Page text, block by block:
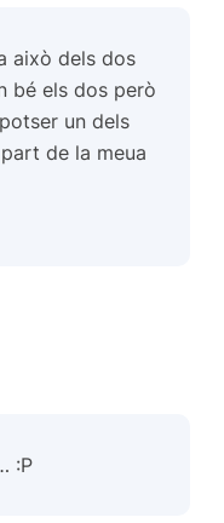
això dels dos
bé els dos però
un dels
de la meua
:P